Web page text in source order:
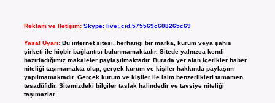
Reklam ve İletişim: Skype: live:.cid.575569c608265c69
Yasal Uyarı: Bu internet sitesi, herhangi bir marka, kurum veya şahıs
şirketi ile hiçbir bağlantısı bulunmamaktadır. Sitede yalnızca kendi
hazırladığımız makaleler paylaşılmaktadır. Burada yer alan içerikler haber
niteliği taşımamakta olup, gerçek kurum ve kişiler hakkında paylaşım
yapılmamaktadır. Gerçek kurum ve kişiler ile isim benzerlikleri tamamen
tesadüfidir. Sitemizdeki bilgiler taslak halindedir ve tavsiye niteliği
taşımazlar.